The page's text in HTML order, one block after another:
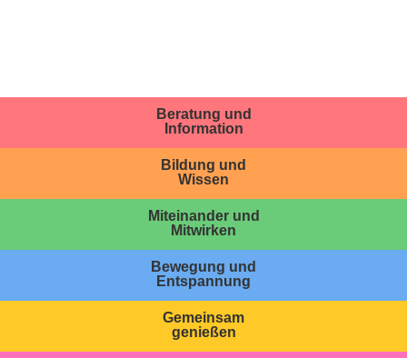
Beratung und
Information
Bildung und
Wissen
Miteinander und
Mitwirken
Bewegung und
Entspannung
Gemeinsam
genießen